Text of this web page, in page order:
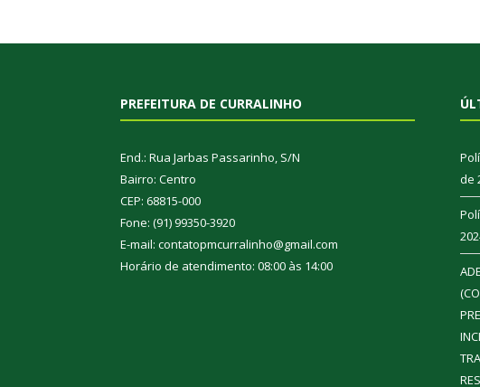
PREFEITURA DE CURRALINHO
End.: Rua Jarbas Passarinho, S/N
Bairro: Centro
CEP: 68815-000
Fone: (91) 99350-3920
E-mail: contatopmcurralinho@gmail.com
Horário de atendimento: 08:00 às 14:00
de